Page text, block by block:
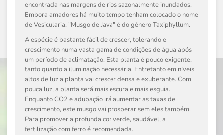
encontrada nas margens de rios sazonalmente inundados.
Embora amadores há muito tempo tenham colocado o nome
deVesicularia, "Musgo de Java" é do gêneroTaxiphyllum.
A espécie é bastante fácil de crescer, tolerando e
crescimento numa vasta gama de condições de água após
um período de aclimatação. Esta planta é pouco exigente,
tanto quanto a iluminação necessária. Entretanto em níveis
altos de luz a planta vai crescer densa e exuberante. Com
pouca luz, a planta será mais escura e mais esguia.
Enquanto CO2 e adubação irá aumentar as taxas de
crescimento, este musgo vai prosperar sem eles também.
Para promover a profunda cor verde, saudável, a
fertilização com ferro é recomendada.